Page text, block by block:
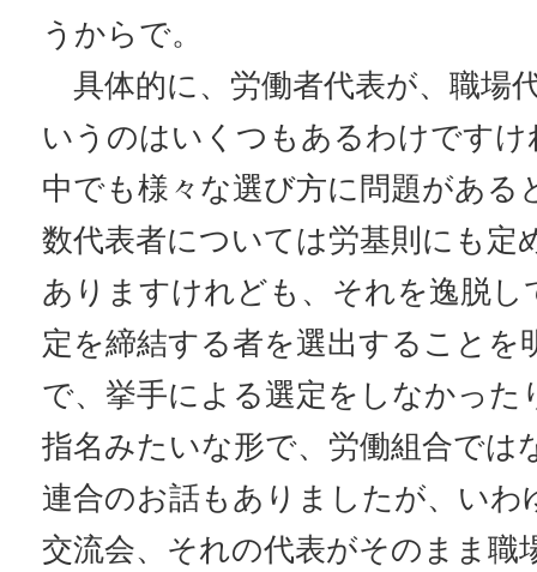
うからで。
具体的に、労働者代表が、職場
いうのはいくつもあるわけです
中でも様々な選び方に問題がある
数代表者については労基則にも定
ありますけれども、それを逸脱し
定を締結する者を選出することを
で、挙手による選定をしなかった
指名みたいな形で、労働組合では
連合のお話もありましたが、いわ
交流会、それの代表がそのまま職